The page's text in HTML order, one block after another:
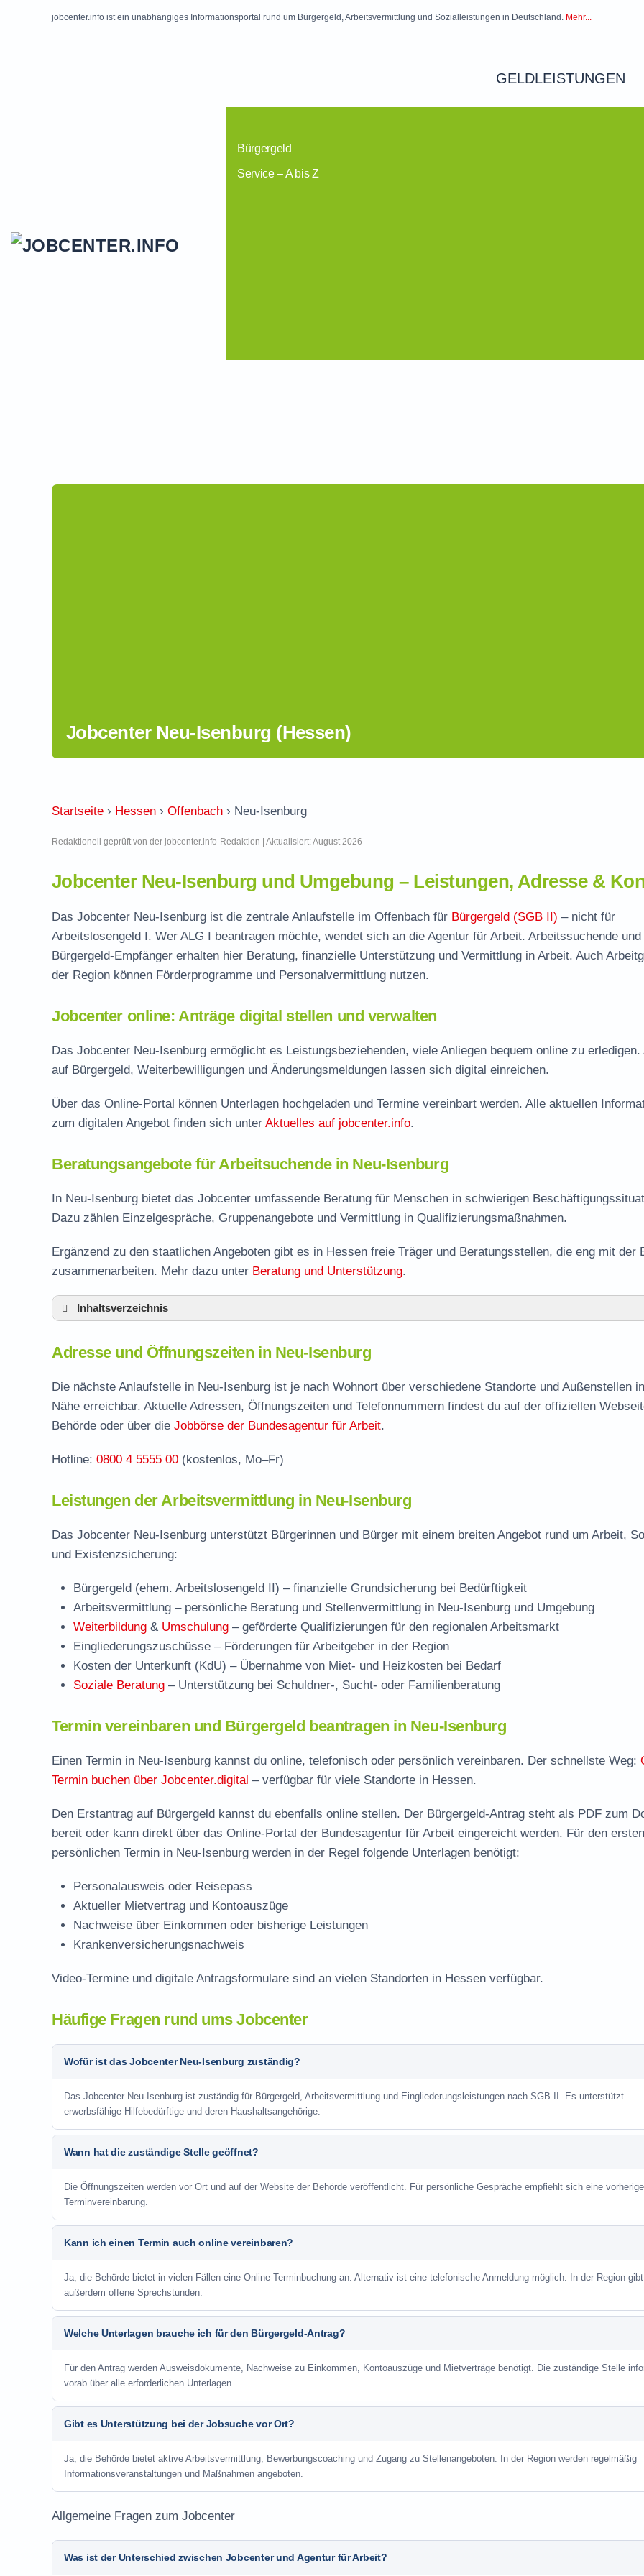
jobcenter.info ist ein unabhängiges Informationsportal rund um Bürgergeld, Arbeitsvermittlung und Sozialleistungen in Deutschland. Mehr...
GELDLEISTUNGEN
Bürgergeld
Service – A bis Z
Jobcenter Neu-Isenburg (Hessen)
Startseite › Hessen › Offenbach › Neu-Isenburg
Redaktionell geprüft von der jobcenter.info-Redaktion | Aktualisiert: August 2026
Jobcenter Neu-Isenburg und Umgebung – Leistungen, Adresse &
Das Jobcenter Neu-Isenburg ist die zentrale Anlaufstelle im Offenbach für Bürgergeld (SGB II) – nicht für
Arbeitslosengeld I. Wer ALG I beantragen möchte, wendet sich an die Agentur für Arbeit. Arbeitssuchende und
Bürgergeld-Empfänger erhalten hier Beratung, finanzielle Unterstützung und Vermittlung in Arbeit. Auch
der Region können Förderprogramme und Personalvermittlung nutzen.
Jobcenter online: Anträge digital stellen und verwalten
Das Jobcenter Neu-Isenburg ermöglicht es Leistungsbeziehenden, viele Anliegen bequem online zu erledigen.
auf Bürgergeld, Weiterbewilligungen und Änderungsmeldungen lassen sich digital einreichen.
Über das Online-Portal können Unterlagen hochgeladen und Termine vereinbart werden. Alle aktuellen
zum digitalen Angebot finden sich unter Aktuelles auf jobcenter.info.
Beratungsangebote für Arbeitsuchende in Neu-Isenburg
In Neu-Isenburg bietet das Jobcenter umfassende Beratung für Menschen in schwierigen
Dazu zählen Einzelgespräche, Gruppenangebote und Vermittlung in Qualifizierungsmaßnahmen.
Ergänzend zu den staatlichen Angeboten gibt es in Hessen freie Träger und Beratungsstellen, die eng mit der
zusammenarbeiten. Mehr dazu unter Beratung und Unterstützung.
Inhaltsverzeichnis
Leistungen der Arbeitsvermittlung in Neu-Isenburg
Termin vereinbaren und Bürgergeld beantragen
Jobcenter Offenbach – zuständige Stelle
Stellenangebote und Jobbörse in Neu-Isenburg
Häufige Fragen rund ums Jobcenter
Adresse und Öffnungszeiten in Neu-Isenburg
Die nächste Anlaufstelle in Neu-Isenburg ist je nach Wohnort über verschiedene Standorte und Außenstellen
Nähe erreichbar. Aktuelle Adressen, Öffnungszeiten und Telefonnummern findest du auf der offiziellen
Behörde oder über die Jobbörse der Bundesagentur für Arbeit.
Hotline: 0800 4 5555 00 (kostenlos, Mo–Fr)
Leistungen der Arbeitsvermittlung in Neu-Isenburg
Das Jobcenter Neu-Isenburg unterstützt Bürgerinnen und Bürger mit einem breiten Angebot rund um Arbeit,
und Existenzsicherung:
Bürgergeld (ehem. Arbeitslosengeld II) – finanzielle Grundsicherung bei Bedürftigkeit
Arbeitsvermittlung – persönliche Beratung und Stellenvermittlung in Neu-Isenburg und Umgebung
Weiterbildung & Umschulung – geförderte Qualifizierungen für den regionalen Arbeitsmarkt
Eingliederungszuschüsse – Förderungen für Arbeitgeber in der Region
Kosten der Unterkunft (KdU) – Übernahme von Miet- und Heizkosten bei Bedarf
Soziale Beratung – Unterstützung bei Schuldner-, Sucht- oder Familienberatung
Termin vereinbaren und Bürgergeld beantragen in Neu-Isenburg
Einen Termin in Neu-Isenburg kannst du online, telefonisch oder persönlich vereinbaren. Der schnellste Weg:
Termin buchen über Jobcenter.digital – verfügbar für viele Standorte in Hessen.
Den Erstantrag auf Bürgergeld kannst du ebenfalls online stellen. Der Bürgergeld-Antrag steht als PDF zum
bereit oder kann direkt über das Online-Portal der Bundesagentur für Arbeit eingereicht werden. Für den ersten
persönlichen Termin in Neu-Isenburg werden in der Regel folgende Unterlagen benötigt:
Personalausweis oder Reisepass
Aktueller Mietvertrag und Kontoauszüge
Nachweise über Einkommen oder bisherige Leistungen
Krankenversicherungsnachweis
Video-Termine und digitale Antragsformulare sind an vielen Standorten in Hessen verfügbar.
Häufige Fragen rund ums Jobcenter
Wofür ist das Jobcenter Neu-Isenburg zuständig?
Das Jobcenter Neu-Isenburg ist zuständig für Bürgergeld, Arbeitsvermittlung und Eingliederungsleistungen nach SGB II. Es unterstützt
erwerbsfähige Hilfebedürftige und deren Haushaltsangehörige.
Wann hat die zuständige Stelle geöffnet?
Die Öffnungszeiten werden vor Ort und auf der Website der Behörde veröffentlicht. Für persönliche Gespräche empfiehlt sich eine vorherige
Terminvereinbarung.
Kann ich einen Termin auch online vereinbaren?
Ja, die Behörde bietet in vielen Fällen eine Online-Terminbuchung an. Alternativ ist eine telefonische Anmeldung möglich. In der Region
außerdem offene Sprechstunden.
Welche Unterlagen brauche ich für den Bürgergeld-Antrag?
Für den Antrag werden Ausweisdokumente, Nachweise zu Einkommen, Kontoauszüge und Mietverträge benötigt. Die zuständige Stelle
vorab über alle erforderlichen Unterlagen.
Gibt es Unterstützung bei der Jobsuche vor Ort?
Ja, die Behörde bietet aktive Arbeitsvermittlung, Bewerbungscoaching und Zugang zu Stellenangeboten. In der Region werden regelmäßig
Informationsveranstaltungen und Maßnahmen angeboten.
Allgemeine Fragen zum Jobcenter
Was ist der Unterschied zwischen Jobcenter und Agentur für Arbeit?